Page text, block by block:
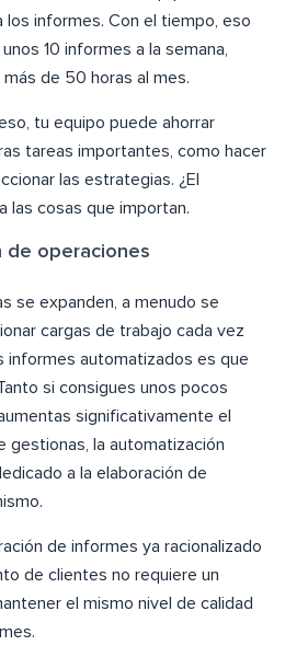
los informes. Con el tiempo, eso
10 informes a la semana,
de 50 horas al mes.
tu equipo puede ahorrar
tareas importantes, como hacer
las estrategias. ¿El
las cosas que importan.
de operaciones
se expanden, a menudo se
cargas de trabajo cada vez
informes automatizados es que
si consigues unos pocos
significativamente el
gestionas, la automatización
a la elaboración de
de informes ya racionalizado
de clientes no requiere un
el mismo nivel de calidad